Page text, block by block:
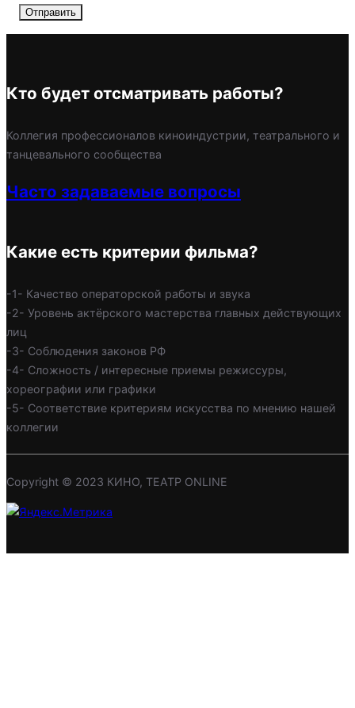
Отправить
Кто будет отсматривать работы?
Коллегия профессионалов киноиндустрии, театрального и
танцевального сообщества
Часто задаваемые вопросы
Какие есть критерии фильма?
-1- Качество операторской работы и звука
-2- Уровень актёрского мастерства главных действующих
лиц
-3- Соблюдения законов РФ
-4- Сложность / интересные приемы режиссуры,
хореографии или графики
-5- Соответствие критериям искусства по мнению нашей
коллегии
Copyright © 2023 КИНО, ТЕАТР ONLINE